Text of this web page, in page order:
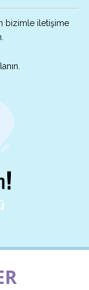
bizimle iletişime